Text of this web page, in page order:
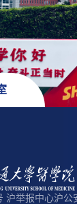
沪举报中心沪公